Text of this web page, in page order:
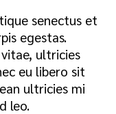
senectus et
egestas.
ultricies
eu libero sit
ultricies mi
leo.